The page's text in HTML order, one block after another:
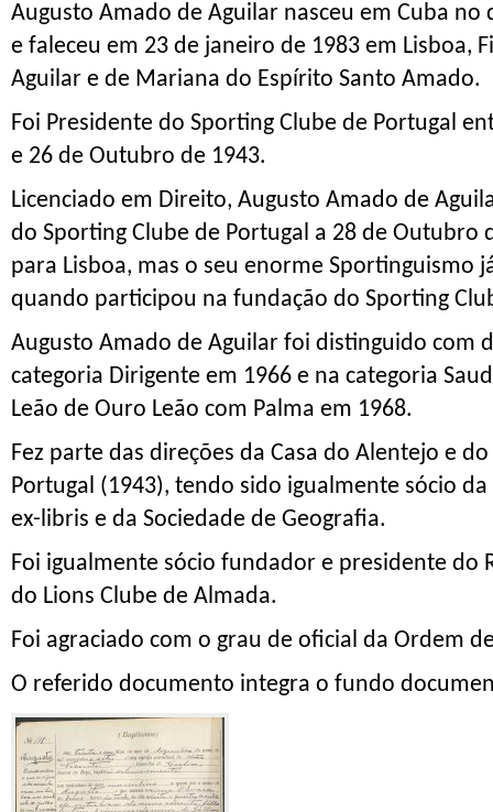
Augusto Amado de Aguilar nasceu em Cuba no
e faleceu em 23 de janeiro de 1983 em Lisboa,
Aguilar e de Mariana do Espírito Santo Amado.
Foi Presidente do Sporting Clube de Portugal
e 26 de Outubro de 1943.
Licenciado em Direito, Augusto Amado de
do Sporting Clube de Portugal a 28 de Outubro
para Lisboa, mas o seu enorme Sportinguismo
quando participou na fundação do Sporting
Augusto Amado de Aguilar foi distinguido com
categoria Dirigente em 1966 e na categoria
Leão de Ouro Leão com Palma em 1968.
Fez parte das direções da Casa do Alentejo e
Portugal (1943), tendo sido igualmente sócio
ex-libris e da Sociedade de Geografia.
Foi igualmente sócio fundador e presidente do
do Lions Clube de Almada.
Foi agraciado com o grau de oficial da Ordem
O referido documento integra o fundo